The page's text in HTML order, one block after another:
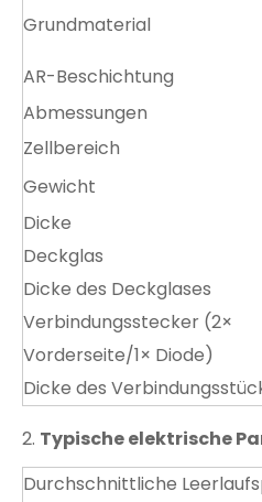
Grundmaterial
AR-Beschichtung
Abmessungen
Zellbereich
Gewicht
Dicke
Deckglas
Dicke des Deckglases
Verbindungsstecker (2×
Vorderseite/1× Diode)
Dicke des
2. Typische elektrische
Durchschnittliche